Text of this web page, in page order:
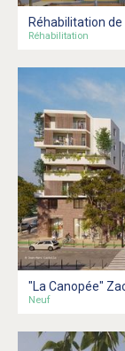
Réhabilitation
Réhabilitation
"La Canopée"
Neuf